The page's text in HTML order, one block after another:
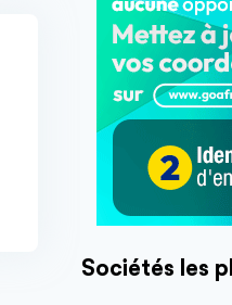
Sociétés les